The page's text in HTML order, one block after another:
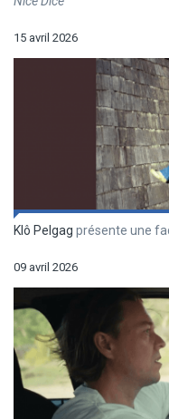
15 avril 2026
Klô Pelgag présente une
09 avril 2026